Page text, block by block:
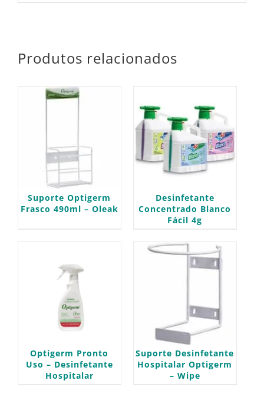
Produtos relacionados
Suporte Optigerm
Frasco 490ml – Oleak
Desinfetante
Concentrado Blanco
Fácil 4g
Optigerm Pronto
Uso – Desinfetante
Hospitalar
Suporte Desinfetante
Hospitalar Optigerm
– Wipe